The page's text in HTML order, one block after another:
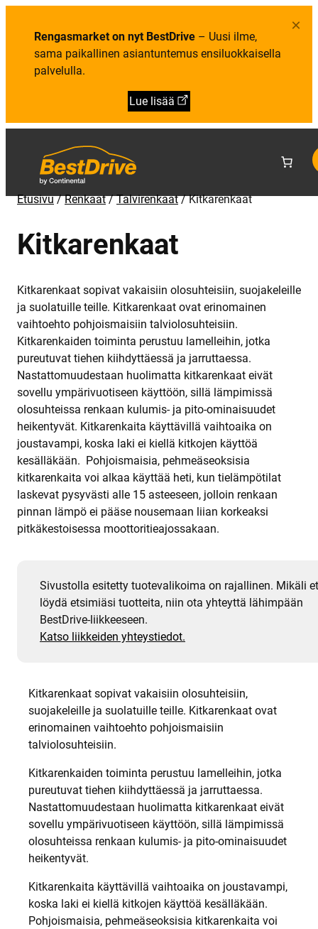
Rengasmarket on nyt BestDrive – Uusi ilme,
sama paikallinen asiantuntemus ensiluokkaisella
palvelulla.
Lue lisää
×
Etusivu/Renkaat/Talvirenkaat/Kitkarenkaat
Kitkarenkaat
Kitkarenkaat sopivat vakaisiin olosuhteisiin, suojakeleille
ja suolatuille teille. Kitkarenkaat ovat erinomainen
vaihtoehto pohjoismaisiin talviolosuhteisiin.
Kitkarenkaiden toiminta perustuu lamelleihin, jotka
pureutuvat tiehen kiihdyttäessä ja jarruttaessa.
Nastattomuudestaan huolimatta kitkarenkaat eivät
sovellu ympärivuotiseen käyttöön, sillä lämpimissä
olosuhteissa renkaan kulumis- ja pito-ominaisuudet
heikentyvät. Kitkarenkaita käyttävillä vaihtoaika on
joustavampi, koska laki ei kiellä kitkojen käyttöä
kesälläkään. Pohjoismaisia, pehmeäseoksisia
kitkarenkaita voi alkaa käyttää heti, kun tielämpötilat
laskevat pysyvästi alle 15 asteeseen, jolloin renkaan
pinnan lämpö ei pääse nousemaan liian korkeaksi
pitkäkestoisessa moottoritieajossakaan.
Sivustolla esitetty tuotevalikoima on rajallinen. Mikäli et
löydä etsimiäsi tuotteita, niin ota yhteyttä lähimpään
BestDrive-liikkeeseen.
Katso liikkeiden yhteystiedot.
Kitkarenkaat sopivat vakaisiin olosuhteisiin,
suojakeleille ja suolatuille teille. Kitkarenkaat ovat
erinomainen vaihtoehto pohjoismaisiin
talviolosuhteisiin.
Kitkarenkaiden toiminta perustuu lamelleihin, jotka
pureutuvat tiehen kiihdyttäessä ja jarruttaessa.
Nastattomuudestaan huolimatta kitkarenkaat eivät
sovellu ympärivuotiseen käyttöön, sillä lämpimissä
olosuhteissa renkaan kulumis- ja pito-ominaisuudet
heikentyvät.
Kitkarenkaita käyttävillä vaihtoaika on joustavampi,
koska laki ei kiellä kitkojen käyttöä kesälläkään.
Pohjoismaisia, pehmeäseoksisia kitkarenkaita voi